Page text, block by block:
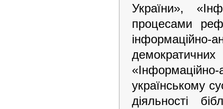
України»,
процесами
українському
діяльності